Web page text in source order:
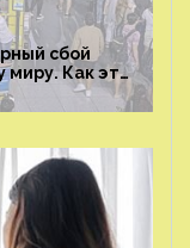
сбой
миру. Как это